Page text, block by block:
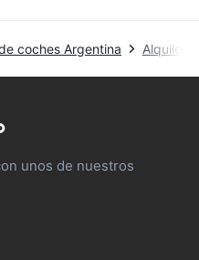
coches Argentina Alquiler
unos de nuestros